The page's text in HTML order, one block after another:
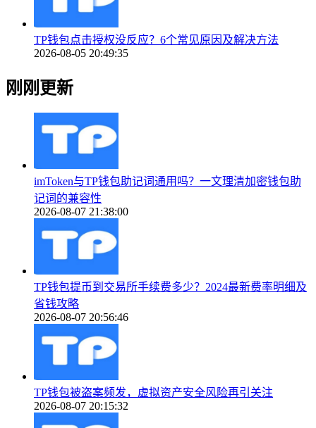
TP钱包点击授权没反应？6个常见原因及解决方法
2026-08-05 20:49:35
刚刚更新
imToken与TP钱包助记词通用吗？一文理清加密钱包助
记词的兼容性
2026-08-07 21:38:00
TP钱包提币到交易所手续费多少？2024最新费率明细及
省钱攻略
2026-08-07 20:56:46
TP钱包被盗案频发，虚拟资产安全风险再引关注
2026-08-07 20:15:32